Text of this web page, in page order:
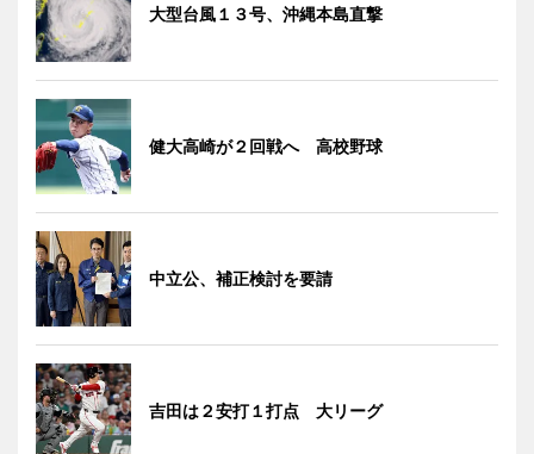
大型台風１３号、沖縄本島直撃
健大高崎が２回戦へ 高校野球
中立公、補正検討を要請
吉田は２安打１打点 大リーグ